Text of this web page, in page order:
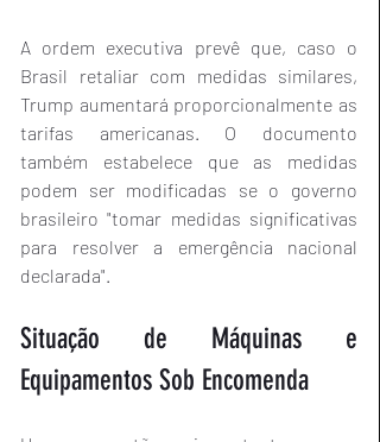
A ordem executiva prevê que, caso o
Brasil retaliar com medidas similares,
Trump aumentará proporcionalmente as
tarifas americanas. O documento
também estabelece que as medidas
podem ser modificadas se o governo
brasileiro "tomar medidas significativas
para resolver a emergência nacional
declarada".
Situação de Máquinas e
Equipamentos Sob Encomenda